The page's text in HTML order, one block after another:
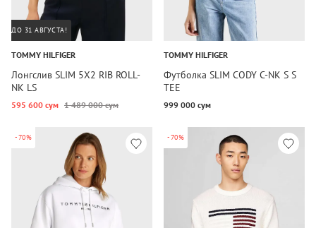
ДО 31 АВГУСТА!
TOMMY HILFIGER
Лонгслив SLIM 5X2 RIB ROLL-
NK LS
595 600 сум 1 489 000 сум
TOMMY HILFIGER
Футболка SLIM CODY C-NK S S
TEE
999 000 сум
-70% -70%